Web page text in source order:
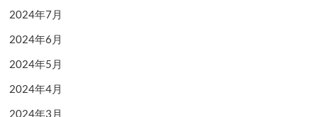
2024年7月
2024年6月
2024年5月
2024年4月
2024年3月